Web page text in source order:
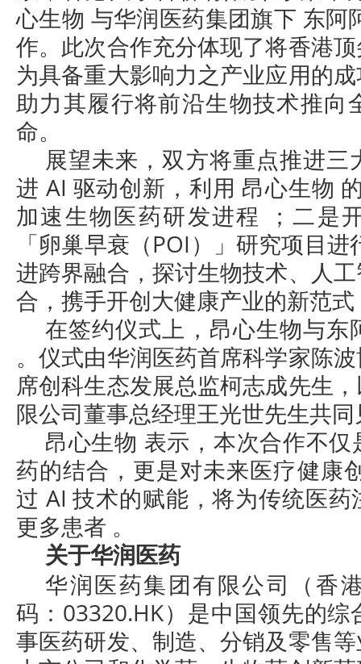
心生物 与华润医药集团旗下 东阿
作。此次合作充分体现了将香港
为具备重大影响力之产业应用的
助力其履行将前沿生物技术推向
命。
展望未来，双方将重点推进三
进 AI 驱动创新，利用 昂心生物
加速生物医药研发进程 ；二是
「卵巢早衰（POI）」研究项目
进跨界融合，探讨生物技术、人
合，携手开创大健康产业的新范式
在签约仪式上，昂心生物与东
。仪式由华润医药首席科学家陈
席创科生态发展总监柯志成先生
限公司董事总经理王光世先生共
昂心生物 表示，本次合作不
药的结合，更是对未来医疗健康
过 AI 技术的赋能，将为传统医
更多患者 。
关于华润医药
华润医药集团有限公司（香
码：03320.HK）是中国领先的
事医药研发、制造、分销及零售